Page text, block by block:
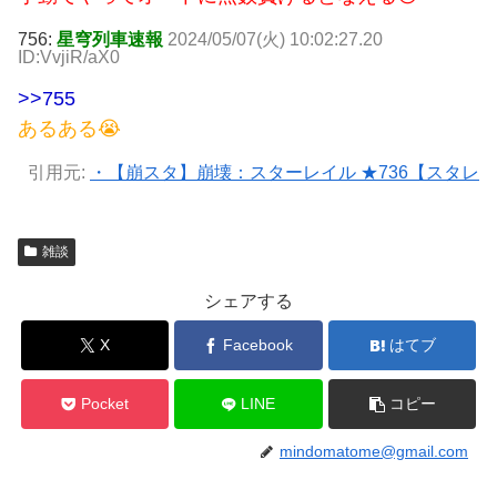
756: 星穹列車速報 2024/05/07(火) 10:02:27.20
ID:VvjiR/aX0
>>755
あるある😭
引用元: ・【崩スタ】崩壊：スターレイル ★736【スタレ
雑談
シェアする
X Facebook はてブ
Pocket LINE コピー
mindomatome@gmail.com